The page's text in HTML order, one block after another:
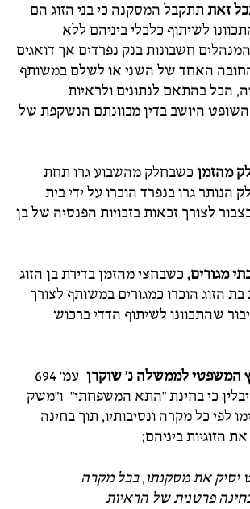
זאתתתקבל המסקנה כי בני הזוג הם
לשיתוף כלכלי ביניהם ללא
המנהלים חשבונות בנק נפרדים אך דואגים
האחד של השני או לשלם במשותף
הכל בהתאם לנתונים ולראיות
היושב בדין מכוונתם הנשקפת של
מהזמן כשבחלק מהשבוע גרו תחת
הנותר גרו בנפרד הוכרו על ידי בית
לצורך זכאות בזכויות הפנסיה של בן
מגורים, כשבחצי מהזמן בדירת בן הזוג
בת הזוג הוכרו כמגורים במשותף לצורך
שהתכוונו לשיתוף הדדי ברכוש
עמ' 694
כי בחינת "התא המשפחתי" ו"משק
לפי כל מקרה ונסיבותיו, תוך בחינה
הזוגיות ביניהם;
יסיק את מסקנתו, בכל מקרה
פרטנית של הראיות